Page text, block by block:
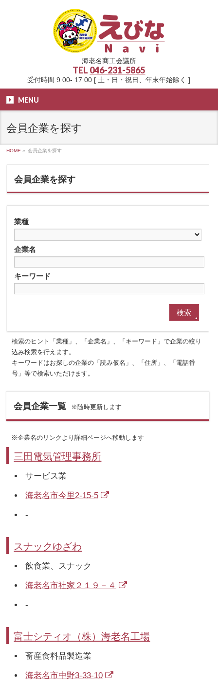
海老名商工会議所
TEL 046-231-5865
受付時間 9:00- 17:00 [ 土・日・祝日、年末年始除く ]
MENU
会員企業を探す
HOME » 会員企業を探す
会員企業を探す
業種
企業名
キーワード
検索のヒント「業種」、「企業名」、「キーワード」で企業の絞り
込み検索を行えます。
キーワードはお探しの企業の「読み仮名」、「住所」、「電話番
号」等で検索いただけます。
会員企業一覧 ※随時更新します
※企業名のリンクより詳細ページへ移動します
三田電気管理事務所
サービス業
海老名市今里2-15-5
-
スナックゆざわ
飲食業、スナック
海老名市社家２１９－４
-
富士シティオ（株）海老名工場
畜産食料品製造業
海老名市中野3-33-10